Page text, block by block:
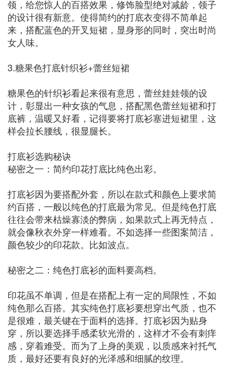
领，给您惊人的百搭效果，修饰脸型绝对减龄，领子
的设计很有新意。使得简约的打底衣变得不简单起
来，搭配蓝色的开叉短裙，显身形的同时，突出时尚
女人味。
3.糖果色打底针织衫+蕾丝短裙
糖果色的针织衫看起来很有意思，蕾丝娃娃领的设
计，彰显出一种女孩的气息，搭配黑色蕾丝短裙和打
底裤，温暖又好看，记得要将打底衫塞进短裙里，这
样会拉长腰线，很显腿长。
打底衫选购秘诀
秘密之一：简约印花打底比纯色出彩。
打底衫因为要搭配外套，所以在款式和颜色上要求简
约百搭，一般以纯色的打底最为常见。但是纯色打底
往往会带来枯燥寡淡的弊病，如果款式上再无特点，
就会像秋衣外穿一样难看。不如选择一些图案简洁，
颜色较少的印花款。比如波点。
秘密之二：纯色打底衫的面料要高档。
印花虽不单调，但是在搭配上有一定的局限性，不如
纯色那么百搭。其实纯色打底衫要想穿出气质，也不
是很难，最关键在于面料的选择。打底衫因为贴身
穿，所以要选择手感柔软光滑的，这样才不会有刺痒
感，穿着难受。而为了上身的美观，以质感来衬托气
质，最好还要有良好的光泽感和细腻的纹理。